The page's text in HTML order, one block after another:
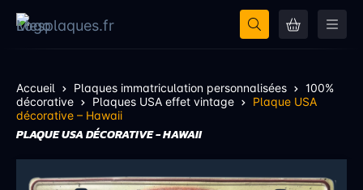
Accueil Plaques immatriculation personnalisées
100%
décorative
Plaques USA effet vintage
Plaque USA
décorative – Hawaii
PLAQUE USA DÉCORATIVE - HAWAII